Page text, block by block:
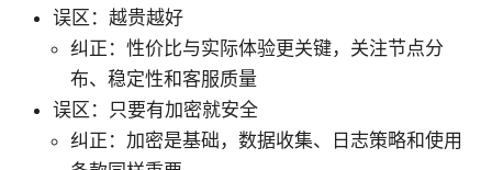
误区：越贵越好
纠正：性价比与实际体验更关键，关注节点分
布、稳定性和客服质量
误区：只要有加密就安全
纠正：加密是基础，数据收集、日志策略和使用